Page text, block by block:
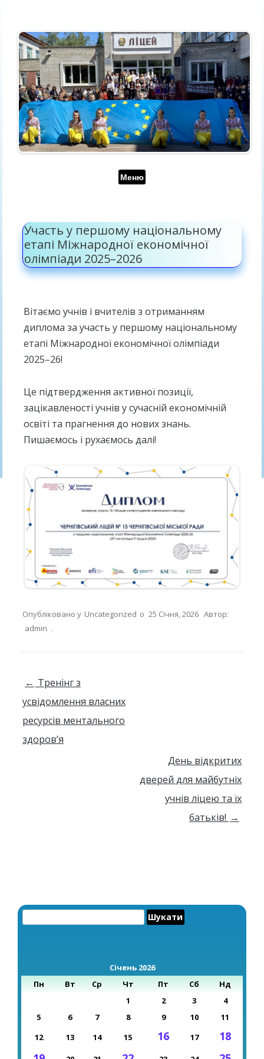
Меню
Участь у першому національному
етапі Міжнародної економічної
олімпіади 2025–2026
Вітаємо учнів і вчителів з отриманням
диплома за участь у першому національному
етапі Міжнародної економічної олімпіади
2025–26!
Це підтвердження активної позиції,
зацікавленості учнів у сучасній економічній
освіті та прагнення до нових знань.
Пишаємось і рухаємось далі!
Опубліковано у Uncategorized о 25 Січня, 2026 Автор:
admin .
Навігація по запису
← Тренінг з
усвідомлення власних
ресурсів ментального
здоров’я
День відкритих
дверей для майбутніх
учнів ліцею та їх
батьків! →
Січень 2026
Пн
Вт Ср Чт Пт Сб
Нд
1
2 3
4
5
6 7 8 9 10
11
12
13 14 15 16 17
18